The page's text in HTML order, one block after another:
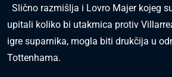
Slično razmišlja i Lovro Majer kojeg
upitali koliko bi utakmica protiv
igre suparnika, mogla biti drukčija u
Tottenhama.